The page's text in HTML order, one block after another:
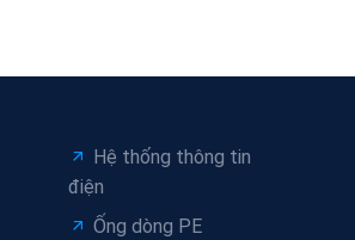
Hệ thống thông tin
điện
Ống dòng PE